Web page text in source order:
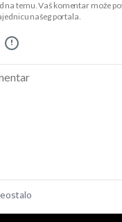
na temu. Vaš komentar može
našeg portala.
!